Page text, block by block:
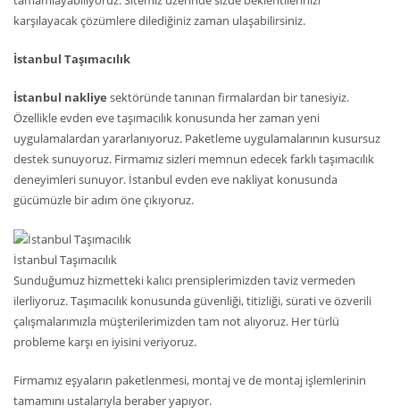
karşılayacak çözümlere dilediğiniz zaman ulaşabilirsiniz.
İstanbul Taşımacılık
İstanbul nakliye sektöründe tanınan firmalardan bir tanesiyiz.
Özellikle evden eve taşımacılık konusunda her zaman yeni
uygulamalardan yararlanıyoruz. Paketleme uygulamalarının kusursuz
destek sunuyoruz. Firmamız sizleri memnun edecek farklı taşımacılık
deneyimleri sunuyor. İstanbul evden eve nakliyat konusunda
gücümüzle bir adım öne çıkıyoruz.
İstanbul Taşımacılık
Sunduğumuz hizmetteki kalıcı prensiplerimizden taviz vermeden
ilerliyoruz. Taşımacılık konusunda güvenliği, titizliği, sürati ve özverili
çalışmalarımızla müşterilerimizden tam not alıyoruz. Her türlü
probleme karşı en iyisini veriyoruz.
Firmamız eşyaların paketlenmesi, montaj ve de montaj işlemlerinin
tamamını ustalarıyla beraber yapıyor.